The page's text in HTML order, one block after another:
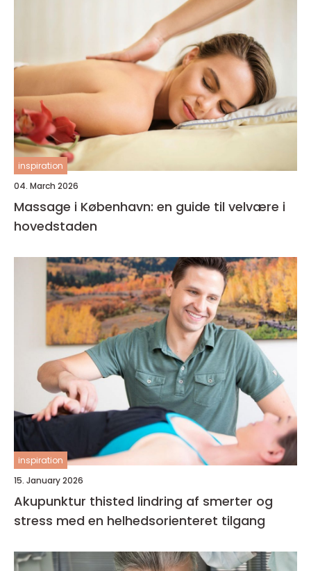
inspiration
04. March 2026
Massage i København: en guide til velvære i
hovedstaden
inspiration
15. January 2026
Akupunktur thisted lindring af smerter og
stress med en helhedsorienteret tilgang